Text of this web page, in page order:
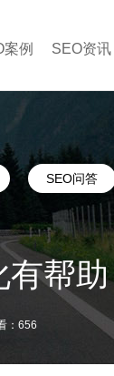
案例 SEO资讯
SEO问答
有帮助
：656